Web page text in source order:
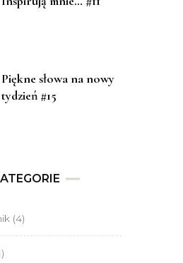
Piękne słowa na nowy
tydzień #15
(4)